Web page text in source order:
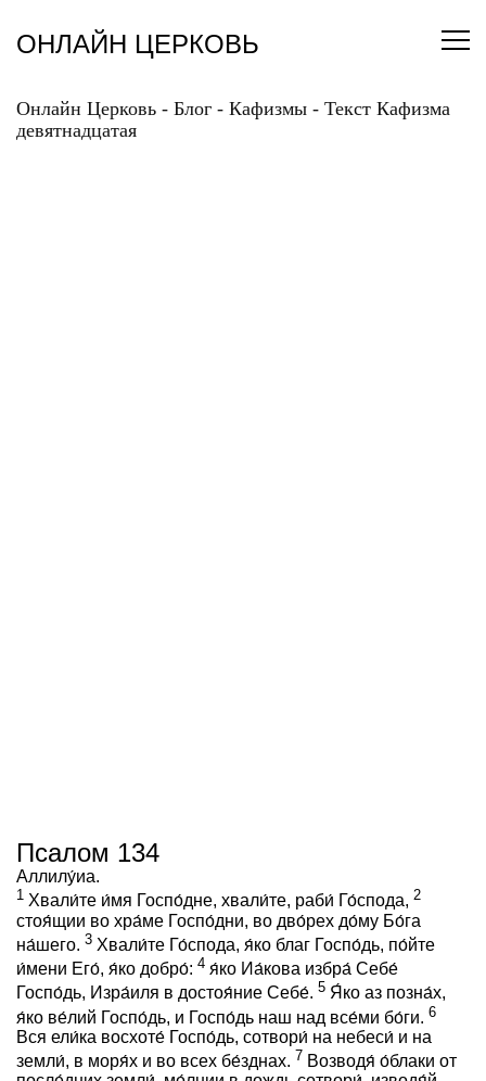
содержанию
ОНЛАЙН ЦЕРКОВЬ
Онлайн Церковь - Блог - Кафизмы - Текст Кафизма
девятнадцатая
Псалом 134
Аллилу́иа.
1 Хвали́те и́мя Госпо́дне, хвали́те, раби́ Го́спода, 2
стоя́щии во хра́ме Госпо́дни, во дво́рех до́му Бо́га
на́шего. 3 Хвали́те Го́спода, я́ко благ Госпо́дь, по́йте
и́мени Его́, я́ко добро́: 4 я́ко Иа́кова избра́ Себе́
Госпо́дь, Изра́иля в достоя́ние Себе́. 5 Я́ко аз позна́х,
я́ко ве́лий Госпо́дь, и Госпо́дь наш над все́ми бо́ги. 6
Вся ели́ка восхоте́ Госпо́дь, сотвори́ на небеси́ и на
земли́, в моря́х и во всех бе́зднах. 7 Возводя́ о́блаки от